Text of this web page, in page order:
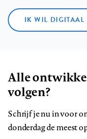
IK WIL DIGITAAL
Alle
volgen?
Schrijf je nu in voor
donderdag de meest